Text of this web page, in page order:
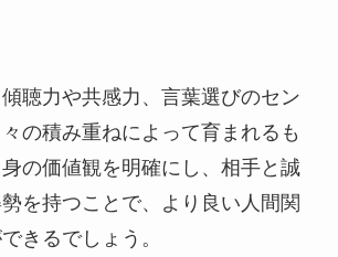
傾聴力や共感力、言葉選びのセン
の積み重ねによって育まれるも
の価値観を明確にし、相手と誠
を持つことで、より良い人間関
きるでしょう。